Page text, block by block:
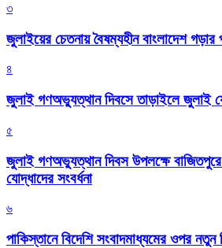
৩
জুলাইয়ের চেতনায় বৈষম্যহীন বাংলাদেশ
৪
জুলাই গণঅভ্যুত্থান দিবসে তাড়াইলে জুলাই
৫
জুলাই গণঅভ্যুত্থান দিবস উপলক্ষে
যোদ্ধাদের সংবর্ধনা
৬
পাকিস্তানে বিদেশি সংবাদমাধ্যমের ওপর নতুন